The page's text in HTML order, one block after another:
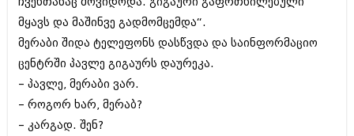
მყავს და მაშინვე გადმომცემდა“.
მერაბი შიდა ტელეფონს დასწვდა და საინფორმაციო
ცენტრში პავლე გიგაურს დაურეკა.
– პავლე, მერაბი ვარ.
– როგორ ხარ, მერაბ?
– კარგად. შენ?